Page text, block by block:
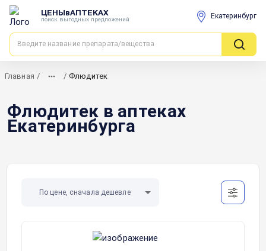
ЦЕНЫвАПТЕКАХ
поиск выгодных предложений Екатеринбург
Главная / / Флюдитек
Флюдитек в аптеках
Екатеринбурга
По цене, сначала дешевле